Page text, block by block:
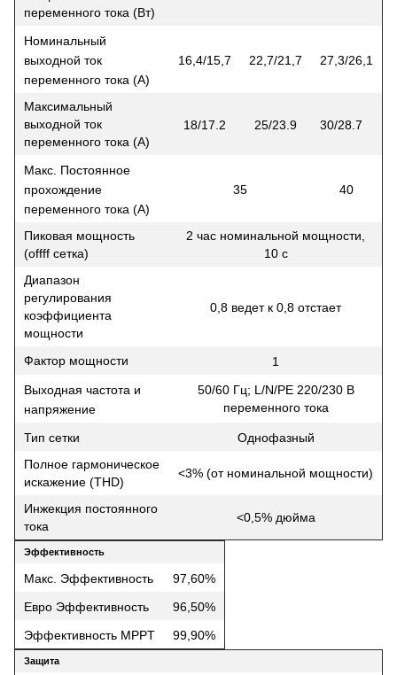
переменного тока (Вт)
Номинальный
выходной ток
переменного тока (A)
16,4/15,7 22,7/21,7 27,3/26,1
Максимальный
выходной ток
переменного тока (A)
18/17.2 25/23.9 30/28.7
Макс. Постоянное
прохождение
переменного тока (A)
35 40
Пиковая мощность
(offff сетка)
2 час номинальной мощности,
10 с
Диапазон
регулирования
коэффициента
мощности
0,8 ведет к 0,8 отстает
Фактор мощности
1
Выходная частота и
напряжение
50/60 Гц; L/N/PE 220/230 В
переменного тока
Тип сетки
Однофазный
Полное гармоническое
искажение (THD)
<3% (от номинальной мощности)
Инжекция постоянного
тока
<0,5% дюйма
Эффективность
Макс. Эффективность
97,60%
Евро Эффективность
96,50%
Эффективность MPPT
99,90%
Защита